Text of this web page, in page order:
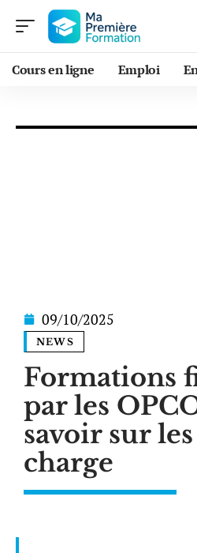
Cours en ligne Emploi
09/10/2025
NEWS
Formations
par les
savoir sur
charge